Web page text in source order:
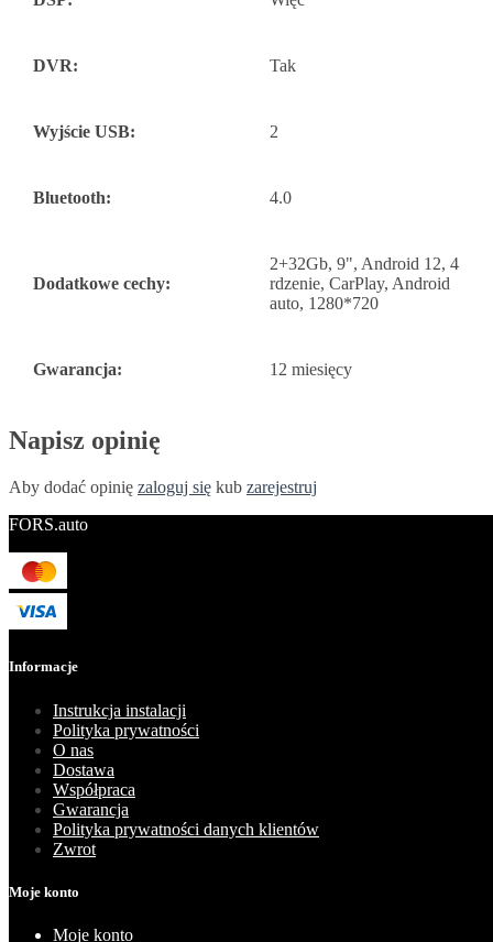
DVR: Tak
Wyjście USB: 2
Bluetooth: 4.0
Dodatkowe cechy:
2+32Gb, 9", Android 12, 4
rdzenie, CarPlay, Android
auto, 1280*720
Gwarancja: 12 miesięcy
Napisz opinię
Aby dodać opinię zaloguj się kub zarejestruj
FORS.auto
Informacje
Instrukcja instalacji
Polityka prywatności
O nas
Dostawa
Współpraca
Gwarancja
Polityka prywatności danych klientów
Zwrot
Moje konto
Moje konto